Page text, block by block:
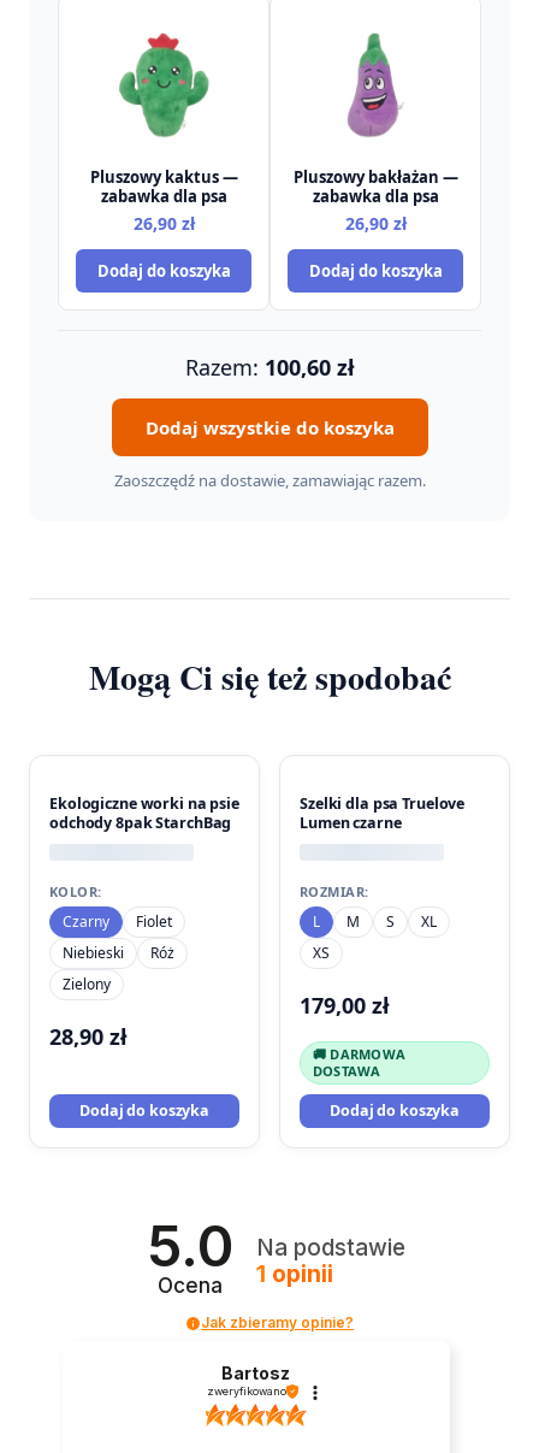
Pluszowy kaktus —
zabawka dla psa
26,90 zł
Dodaj do koszyka
Pluszowy bakłażan —
zabawka dla psa
26,90 zł
Dodaj do koszyka
Razem: 100,60 zł
Dodaj wszystkie do koszyka
Zaoszczędź na dostawie, zamawiając razem.
Mogą Ci się też spodobać
Ekologiczne worki na psie
odchody 8pak StarchBag
KOLOR:
Czarny
Fiolet
Niebieski
Róż
Zielony
28,90 zł
Dodaj do koszyka
Szelki dla psa Truelove
Lumen czarne
ROZMIAR:
L M S
XL
XS
179,00 zł
🚚 DARMOWA
DOSTAWA
Dodaj do koszyka
5.0
Ocena
Na podstawie
1 opinii
Jak zbieramy opinie?
Bartosz
zweryfikowano